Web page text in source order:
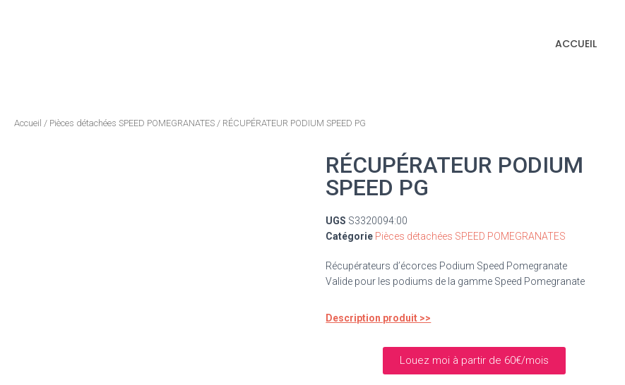
ACCUEIL
Accueil / Pièces détachées SPEED POMEGRANATES / RÉCUPÉRATEUR PODIUM SPEED PG
RÉCUPÉRATEUR PODIUM
SPEED PG
UGS S3320094:00
Catégorie Pièces détachées SPEED POMEGRANATES
Récupérateurs d’écorces Podium Speed Pomegranate
Valide pour les podiums de la gamme Speed Pomegranate
Description produit >>
Louez moi à partir de 60€/mois